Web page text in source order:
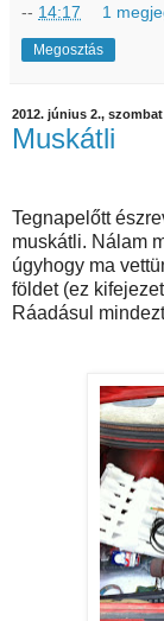
-- 14:17 1
Megosztás
2012. június 2., szombat
Muskátli
Tegnapelőtt
muskátli. Nálam
úgyhogy ma
földet (ez
Ráadásul